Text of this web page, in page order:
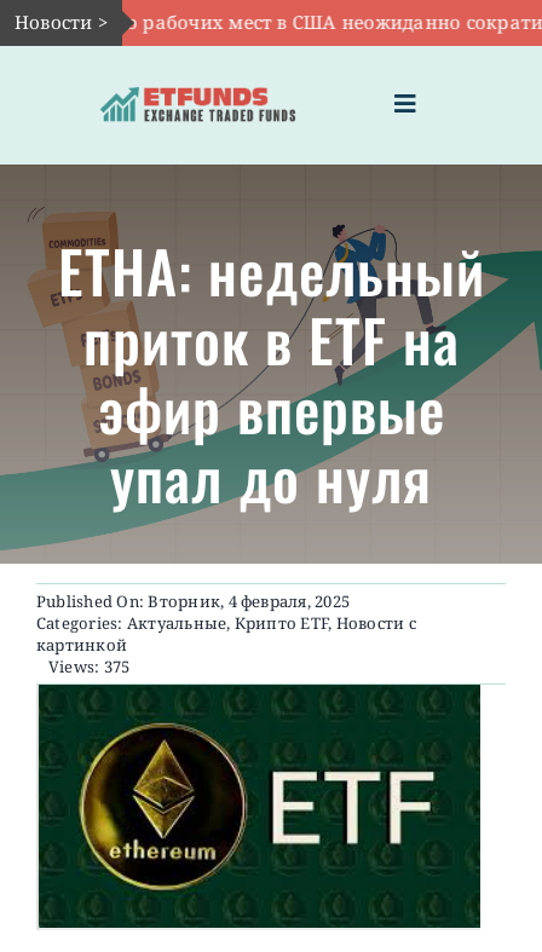
Skip
to
Новости >
число рабочих мест в США неожиданно сократилось
Toggle
Navigation
ГЛАВНАЯ
ЧТО ТАКОЕ ETF
ИНВЕСТИЦИИ В ETF
ТЕМАТИЧЕСКИЕ ETF
АКТУАЛЬНЫЕ
О ПРОЕКТЕ
ETHA: недельный
приток в ETF на
эфир впервые
упал до нуля
Published On: Вторник, 4 февраля, 2025
Categories: Актуальные, Крипто ETF, Новости с
картинкой
Views: 375